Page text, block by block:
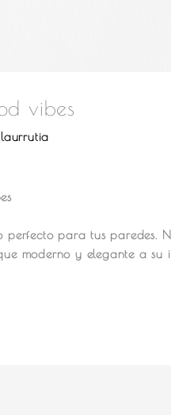
vibes
perfecto para tus paredes.
moderno y elegante a su